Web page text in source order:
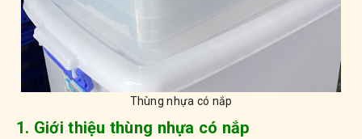
Thùng nhựa có nắp
1. Giới thiệu thùng nhựa có nắp